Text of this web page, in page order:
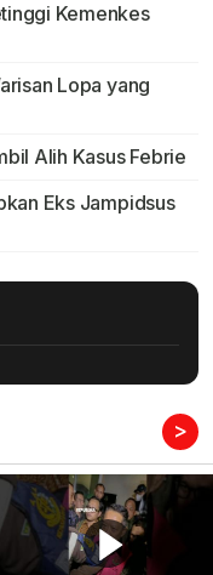
Kemenkes
Lopa yang
Alih Kasus Febrie
Eks Jampidsus
>